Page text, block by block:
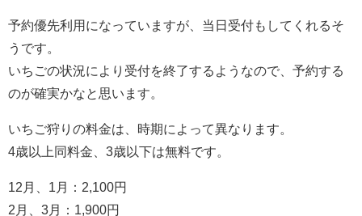
予約優先利用になっていますが、当日受付もしてくれるそ
うです。
いちごの状況により受付を終了するようなので、予約する
のが確実かなと思います。
いちご狩りの料金は、時期によって異なります。
4歳以上同料金、3歳以下は無料です。
12月、1月：2,100円
2月、3月：1,900円